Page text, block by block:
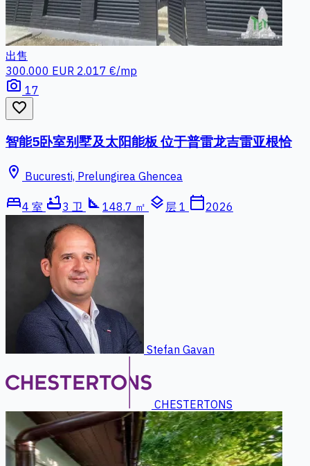
出售
300.000 EUR 2.017 €/mp
photo_camera 17
favorite_border
智能5卧室别墅及太阳能板 位于普雷龙吉雷亚根恰
location_on Bucuresti, Prelungirea Ghencea
bed4 室 bathtub3 卫 square_foot 148.7 ㎡ layers 层 1 calendar_today2026
Stefan Gavan
CHESTERTONS